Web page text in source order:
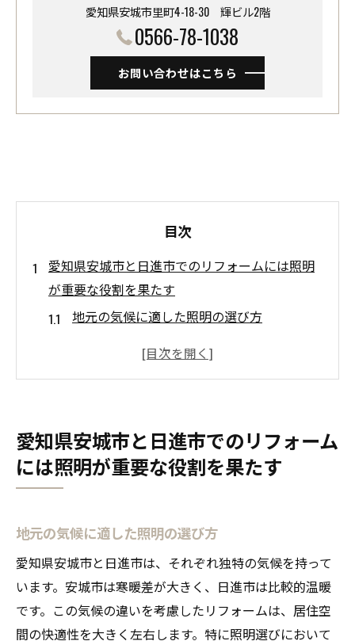
愛知県安城市里町4-18-30 ​​​​​​​輝ビル2階
0566-78-1038
お問い合わせはこちら
目次
愛知県安城市と日進市でのリフォームには照明
が重要な役割を果たす
地元の気候に適した照明の選び方
リフォーム計画における照明の位置とデザ
リフォームの予算内での照明プランニング
地域特有の建物スタイルに合った照明
を実現する方法
自然光を最大限に活かす窓配置
間接照明を活用した暖かい雰囲気作り
LED照明で実現する現代的な空間
調光機能を用いた柔軟な明るさ調整
愛知県安城市と日進市でのリフォーム
には照明が重要な役割を果たす
地元の気候に適した照明の選び方
愛知県安城市と日進市は、それぞれ独特の気候を持って
います。安城市は寒暖差が大きく、日進市は比較的温暖
です。この気候の違いを考慮したリフォームは、居住空
間の快適性を大きく左右します。特に照明選びにおいて